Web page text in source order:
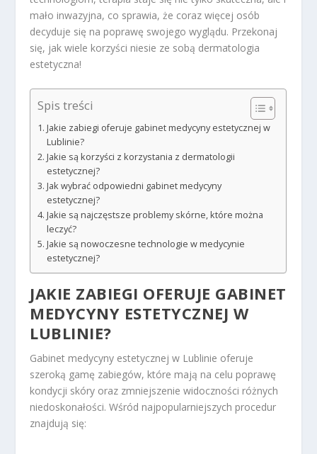
mało inwazyjna, co sprawia, że coraz więcej osób
decyduje się na poprawę swojego wyglądu. Przekonaj
się, jak wiele korzyści niesie ze sobą dermatologia
estetyczna!
Spis treści
Jakie zabiegi oferuje gabinet medycyny estetycznej w
Lublinie?
Jakie są korzyści z korzystania z dermatologii
estetycznej?
Jak wybrać odpowiedni gabinet medycyny
estetycznej?
Jakie są najczęstsze problemy skórne, które można
leczyć?
Jakie są nowoczesne technologie w medycynie
estetycznej?
JAKIE ZABIEGI OFERUJE GABINET
MEDYCYNY ESTETYCZNEJ W
LUBLINIE?
Gabinet medycyny estetycznej w Lublinie oferuje
szeroką gamę zabiegów, które mają na celu poprawę
kondycji skóry oraz zmniejszenie widoczności różnych
niedoskonałości. Wśród najpopularniejszych procedur
znajdują się: